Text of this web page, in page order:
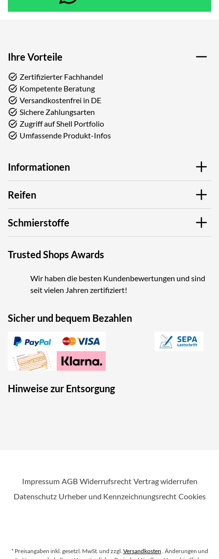
Ihre Vorteile
Zertifizierter Fachhandel
Kompetente Beratung
Versandkostenfrei in DE
Sichere Zahlungsarten
Zugriff auf Shell Portfolio
Umfassende Produkt-Infos
Informationen
Reifen
Schmierstoffe
Trusted Shops Awards
Wir haben die besten Kundenbewertungen und sind
seit vielen Jahren zertifiziert!
Sicher und bequem Bezahlen
Hinweise zur Entsorgung
Impressum AGB Widerrufsrecht Vertrag widerrufen
Datenschutz Urheber und Kennzeichnungsrecht Cookies
* Preisangaben inkl. gesetzl. MwSt. und zzgl. Versandkosten . Änderungen und